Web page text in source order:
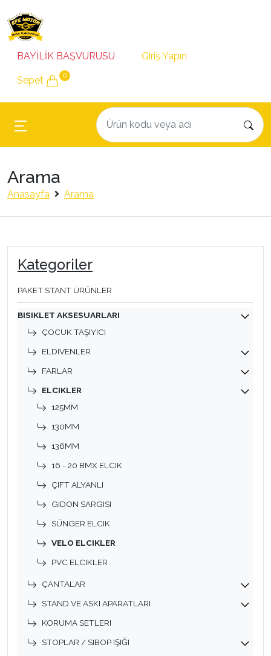
BAYİLİK BAŞVURUSU Giriş Yapın
Sepet 0
Arama
Anasayfa Arama
Kategoriler
PAKET STANT ÜRÜNLER
BISIKLET AKSESUARLARI
ÇOCUK TAŞIYICI
ELDIVENLER
FARLAR
ELCIKLER
125MM
130MM
136MM
16 - 20 BMX ELCIK
ÇIFT ALYANLI
GIDON SARGISI
SÜNGER ELCIK
VELO ELCIKLER
PVC ELCIKLER
ÇANTALAR
STAND VE ASKI APARATLARI
KORUMA SETLERI
STOPLAR / SIBOP IŞIĞI